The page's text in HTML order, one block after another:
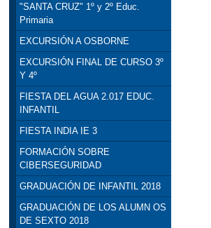
"SANTA CRUZ" 1º y 2º Educ.
Primaria
EXCURSIÓN A OSBORNE
EXCURSIÓN FINAL DE CURSO 3º
Y 4º
FIESTA DEL AGUA 2.017 EDUC.
INFANTIL
FIESTA INDIA IE 3
FORMACIÓN SOBRE
CIBERSEGURIDAD
GRADUACIÓN DE INFANTIL 2018
GRADUACIÓN DE LOS ALUMN OS
DE SEXTO 2018